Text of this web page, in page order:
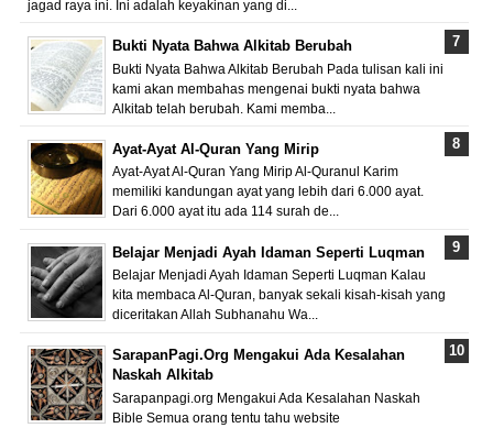
jagad raya ini. Ini adalah keyakinan yang di...
Bukti Nyata Bahwa Alkitab Berubah
Bukti Nyata Bahwa Alkitab Berubah Pada tulisan kali ini
kami akan membahas mengenai bukti nyata bahwa
Alkitab telah berubah. Kami memba...
Ayat-Ayat Al-Quran Yang Mirip
Ayat-Ayat Al-Quran Yang Mirip Al-Quranul Karim
memiliki kandungan ayat yang lebih dari 6.000 ayat.
Dari 6.000 ayat itu ada 114 surah de...
Belajar Menjadi Ayah Idaman Seperti Luqman
Belajar Menjadi Ayah Idaman Seperti Luqman Kalau
kita membaca Al-Quran, banyak sekali kisah-kisah yang
diceritakan Allah Subhanahu Wa...
SarapanPagi.Org Mengakui Ada Kesalahan
Naskah Alkitab
Sarapanpagi.org Mengakui Ada Kesalahan Naskah
Bible Semua orang tentu tahu website